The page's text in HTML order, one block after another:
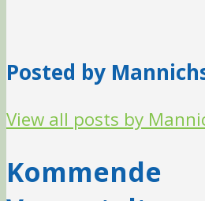
Posted by
View all posts by
Kommende